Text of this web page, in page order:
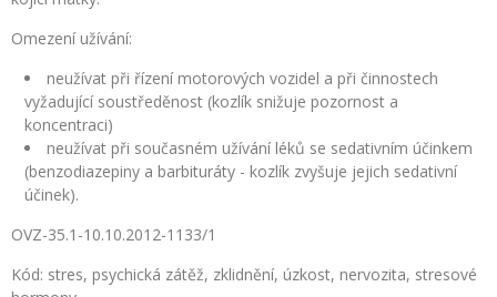
Omezení užívání:
neužívat při řízení motorových vozidel a při činnostech
vyžadující soustředěnost (kozlík snižuje pozornost a
koncentraci)
neužívat při současném užívání léků se sedativním účinkem
(benzodiazepiny a barbituráty - kozlík zvyšuje jejich sedativní
účinek).
OVZ-35.1-10.10.2012-1133/1
Kód: stres, psychická zátěž, zklidnění, úzkost, nervozita, stresové